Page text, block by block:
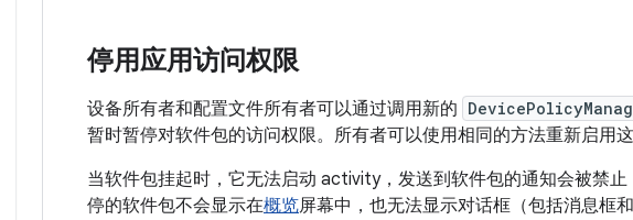
停用应用访问权限
设备所有者和配置文件所有者可以通过调用新的
暂时暂停对软件包的访问权限。所有者可以使用相同的方法重新启用这
当软件包挂起时，它无法启动 activity，发送到软件包的通知会被禁止
停的软件包不会显示在概览屏幕中，也无法显示对话框（包括消息框